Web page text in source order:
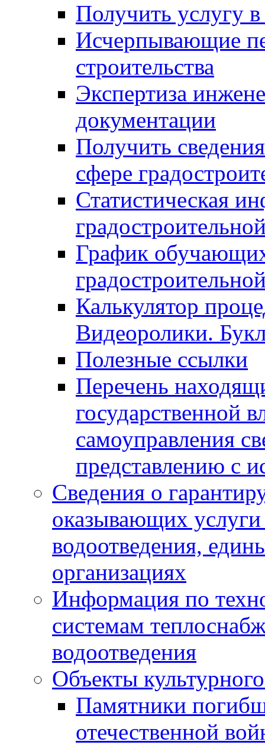
Получить услугу в
Исчерпывающие
строительства
Экспертиза
документации
Получить
сфере
Статистическая
График
Калькулятор
Видеоролики.
Полезные ссылки
Перечень
государственной
самоуправления
представлению с
Сведения о
оказывающих
водоотведения,
организациях
Информация по
системам
водоотведения
Объекты
Памятники
отечественной